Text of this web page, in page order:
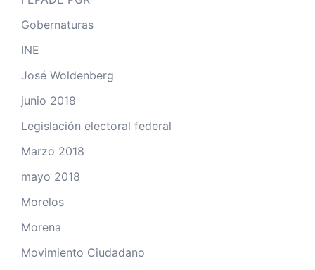
Gobernaturas
INE
José Woldenberg
junio 2018
Legislación electoral federal
Marzo 2018
mayo 2018
Morelos
Morena
Movimiento Ciudadano